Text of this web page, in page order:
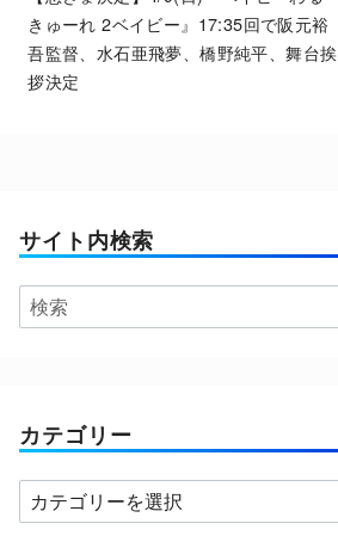
きゅーれ 2ベイビー』17:35回で阪元裕
吾監督、水石亜飛夢、橋野純平、舞台挨
拶決定
サイト内検索
カテゴリー
カ
テ